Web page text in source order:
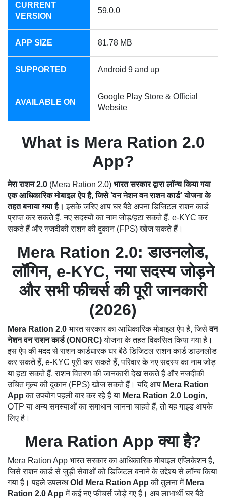
CURRENT
VERSION
59.0.0
APP SIZE 81.78 MB
SUPPORTED Android 9 and up
AVAILABLE ON
Google Play Store & Official
Website
What is Mera Ration 2.0
App?
मेरा राशन 2.0 (Mera Ration 2.0) भारत सरकार द्वारा लॉन्च किया गया
एक आधिकारिक मोबाइल ऐप है, जिसे 'वन नेशन वन राशन कार्ड' योजना के
तहत बनाया गया है। इसके जरिए आप घर बैठे अपना डिजिटल राशन कार्ड
प्राप्त कर सकते हैं, नए सदस्यों का नाम जोड़/हटा सकते हैं, e-KYC कर
सकते हैं और नजदीकी राशन की दुकान (FPS) खोज सकते हैं।
Mera Ration 2.0: डाउनलोड,
लॉगिन, e-KYC, नया सदस्य जोड़ने
और सभी फीचर्स की पूरी जानकारी
(2026)
Mera Ration 2.0 भारत सरकार का आधिकारिक मोबाइल ऐप है, जिसेवन
नेशन वन राशन कार्ड (ONORC)योजना के तहत विकसित किया गया है।
इस ऐप की मदद से राशन कार्डधारक घर बैठे डिजिटल राशन कार्ड डाउनलोड
कर सकते हैं, e-KYC पूरी कर सकते हैं, परिवार के नए सदस्य का नाम जोड़
या हटा सकते हैं, राशन वितरण की जानकारी देख सकते हैं और नजदीकी
उचित मूल्य की दुकान (FPS) खोज सकते हैं। यदि आप Mera Ration
App का उपयोग पहली बार कर रहे हैं या Mera Ration 2.0 Login,
OTP या अन्य समस्याओं का समाधान जानना चाहते हैं, तो यह गाइड आपके
लिए है।
Mera Ration App क्या है?
Mera Ration App भारत सरकार का आधिकारिक मोबाइल एप्लिकेशन है,
जिसे राशन कार्ड से जुड़ी सेवाओं को डिजिटल बनाने के उद्देश्य से लॉन्च किया
गया है। पहले उपलब्धOld Mera Ration App की तुलना में Mera
Ration 2.0 App में कई नए फीचर्स जोड़े गए हैं। अब लाभार्थी घर बैठे